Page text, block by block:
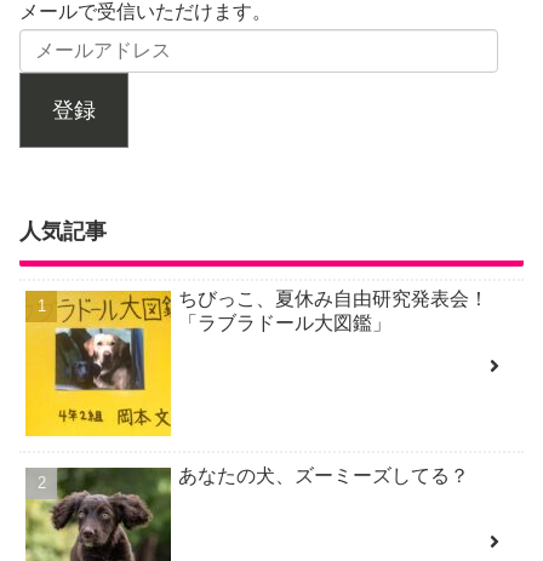
メールで受信いただけます。
登録
人気記事
ちびっこ、夏休み自由研究発表会！
「ラブラドール大図鑑」
あなたの犬、ズーミーズしてる？